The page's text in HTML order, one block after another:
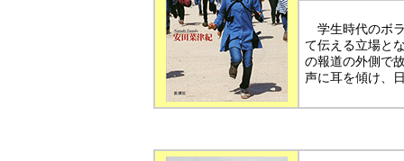
学生時代のボ
て伝える立場と
の報道の外側で
声に耳を傾け、